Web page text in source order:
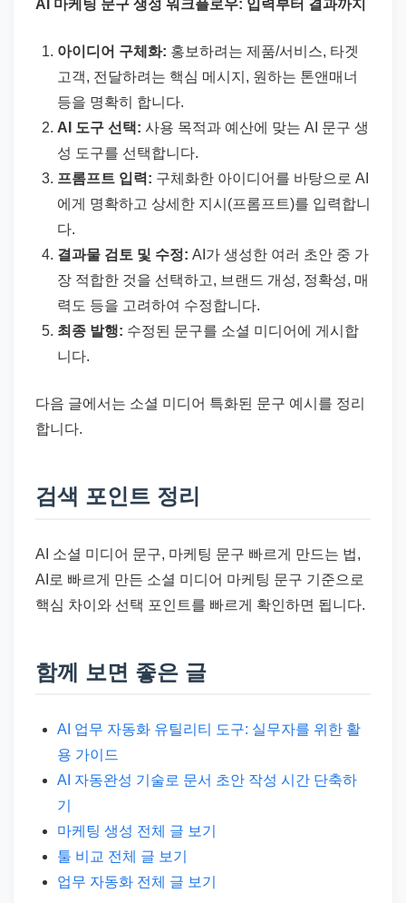
AI 마케팅 문구 생성 워크플로우: 입력부터 결과까지
아이디어 구체화: 홍보하려는 제품/서비스, 타겟
고객, 전달하려는 핵심 메시지, 원하는 톤앤매너
등을 명확히 합니다.
AI 도구 선택: 사용 목적과 예산에 맞는 AI 문구 생
성 도구를 선택합니다.
프롬프트 입력: 구체화한 아이디어를 바탕으로 AI
에게 명확하고 상세한 지시(프롬프트)를 입력합니
다.
결과물 검토 및 수정: AI가 생성한 여러 초안 중 가
장 적합한 것을 선택하고, 브랜드 개성, 정확성, 매
력도 등을 고려하여 수정합니다.
최종 발행: 수정된 문구를 소셜 미디어에 게시합
니다.
다음 글에서는 소셜 미디어 특화된 문구 예시를 정리
합니다.
검색 포인트 정리
AI 소셜 미디어 문구, 마케팅 문구 빠르게 만드는 법,
AI로 빠르게 만든 소셜 미디어 마케팅 문구 기준으로
핵심 차이와 선택 포인트를 빠르게 확인하면 됩니다.
함께 보면 좋은 글
AI 업무 자동화 유틸리티 도구: 실무자를 위한 활
용 가이드
AI 자동완성 기술로 문서 초안 작성 시간 단축하
기
마케팅 생성 전체 글 보기
툴 비교 전체 글 보기
업무 자동화 전체 글 보기